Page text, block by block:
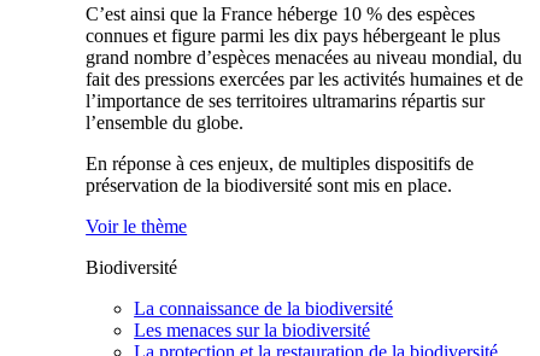
C’est ainsi que la France héberge 10 % des espèces
connues et figure parmi les dix pays hébergeant le plus
grand nombre d’espèces menacées au niveau mondial, du
fait des pressions exercées par les activités humaines et de
l’importance de ses territoires ultramarins répartis sur
l’ensemble du globe.
En réponse à ces enjeux, de multiples dispositifs de
préservation de la biodiversité sont mis en place.
Voir le thème
Biodiversité
La connaissance de la biodiversité
Les menaces sur la biodiversité
La protection et la restauration de la biodiversité